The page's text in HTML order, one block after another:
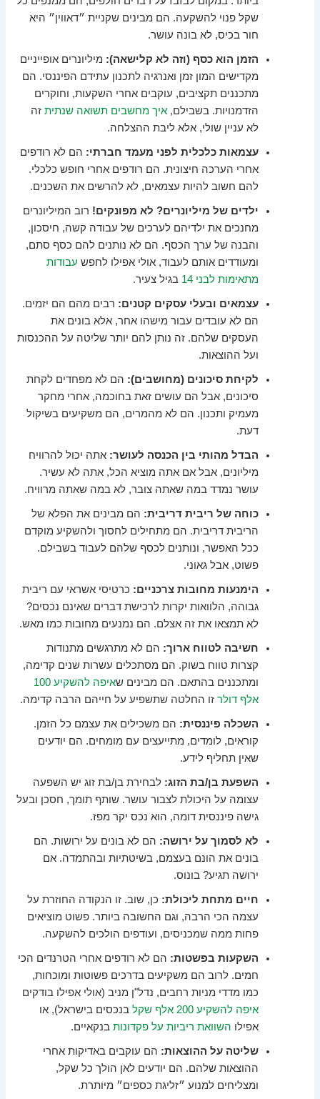
שקל פנוי להשקעה. הם מבינים שקניית ״דאווין״ היא
חור בכיס, לא בונה עושר.
הזמן הוא כסף (וזה לא קלישאה): מיליונרים אופייניים
מקדישים המון זמן ואנרגיה לתכנון עתידם הפיננסי. הם
מתכננים תקציבים, עוקבים אחרי השקעות, וחוקרים
הזדמנויות. בשבילם,איך מחשבים תשואה שנתית זה
לא עניין שולי, אלא ליבת ההצלחה.
עצמאות כלכלית לפני מעמד חברתי: הם לא רודפים
אחרי הערכה חיצונית. הם רודפים אחרי חופש כלכלי.
להם חשוב להיות עצמאים, לא להרשים את השכנים.
ילדים של מיליונרים? לא מפונקים! רוב המיליונרים
מחנכים את ילדיהם לערכים של עבודה קשה, חיסכון,
והבנה של ערך הכסף. הם לא נותנים להם כסף סתם,
ומעודדים אותם לעבוד, אולי אפילו לחפש עבודות
מתאימות לבני 14
בגיל צעיר.
עצמאים ובעלי עסקים קטנים: רבים מהם הם יזמים.
הם לא עובדים עבור מישהו אחר, אלא בונים את
העסקים שלהם. זה נותן להם יותר שליטה על ההכנסות
ועל ההוצאות.
לקיחת סיכונים (מחושבים): הם לא מפחדים לקחת
סיכונים, אבל הם עושים זאת בחוכמה, אחרי מחקר
מעמיק ותכנון. הם לא מהמרים, הם משקיעים בשיקול
דעת.
הבדל מהותי בין הכנסה לעושר: אתה יכול להרוויח
מיליונים, אבל אם אתה מוציא הכל, אתה לא עשיר.
עושר נמדד במה שאתה צובר, לא במה שאתה מרוויח.
כוחה של ריבית דריבית: הם מבינים את הפלא של
הריבית דריבית. הם מתחילים לחסוך ולהשקיע מוקדם
ככל האפשר, ונותנים לכסף שלהם לעבוד בשבילם.
פשוט, אבל גאוני.
הימנעות מחובות צרכניים: כרטיסי אשראי עם ריבית
גבוהה, הלוואות יקרות לרכישת דברים שאינם נכסים?
לא תמצאו את זה אצלם. הם נמנעים מחובות כמו מאש.
חשיבה לטווח ארוך: הם לא מתרגשים מתנודות
קצרות טווח בשוק. הם מסתכלים עשרות שנים קדימה,
ומתכננים בהתאם. הם מבינים ש
איפה להשקיע 100
אלף דולר זו החלטה שתשפיע על חייהם הרבה קדימה.
השכלה פיננסית: הם משכילים את עצמם כל הזמן.
קוראים, לומדים, מתייעצים עם מומחים. הם יודעים
שאין תחליף לידע.
השפעת בן/בת הזוג: לבחירת בן/בת זוג יש השפעה
עצומה על היכולת לצבור עושר. שותף תומך, חסכן ובעל
גישה פיננסית דומה, הוא נכס יקר מפז.
לא לסמוך על ירושה: הם לא בונים על ירושות. הם
בונים את הונם בעצמם, בשיטתיות ובהתמדה. אם
ירושה תגיע? בונוס.
חיים מתחת ליכולת: כן, שוב. זו הנקודה החוזרת על
עצמה הכי הרבה, וגם החשובה ביותר. פשוט מוציאים
פחות ממה שמכניסים, ועודפים הולכים להשקעה.
השקעות בפשטות: הם לא רודפים אחרי הטרנדים הכי
חמים. לרוב הם משקיעים בדרכים פשוטות ומוכחות,
כמו מדדי מניות רחבים, נדל"ן מניב (אולי אפילו בודקים
איפה להשקיע 200 אלף שקל
בנכסים בישראל), או
אפילו השוואת ריביות על פקדונות בנקאיים.
שליטה על ההוצאות: הם עוקבים באדיקות אחרי
ההוצאות שלהם. הם יודעים לאן הולך כל שקל,
ומצליחים למנוע ״זליגת כספים״ מיותרת.